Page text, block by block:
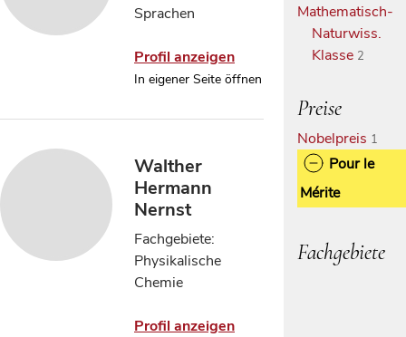
Sprachen
Profil anzeigen
In eigener Seite öffnen
Walther
Hermann
Nernst
Fachgebiete:
Physikalische
Chemie
Profil anzeigen
Mathematisch-
Naturwiss.
Klasse 2
Preise
Nobelpreis 1
Pour le
Mérite
Fachgebiete